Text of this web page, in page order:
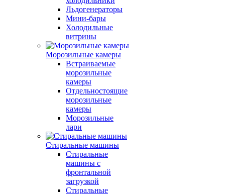
Льдогенераторы
Мини-бары
Холодильные
витрины
Морозильные камеры
Встраиваемые
морозильные
камеры
Отдельностоящие
морозильные
камеры
Морозильные
лари
Стиральные машины
Стиральные
машины с
фронтальной
загрузкой
Стиральные